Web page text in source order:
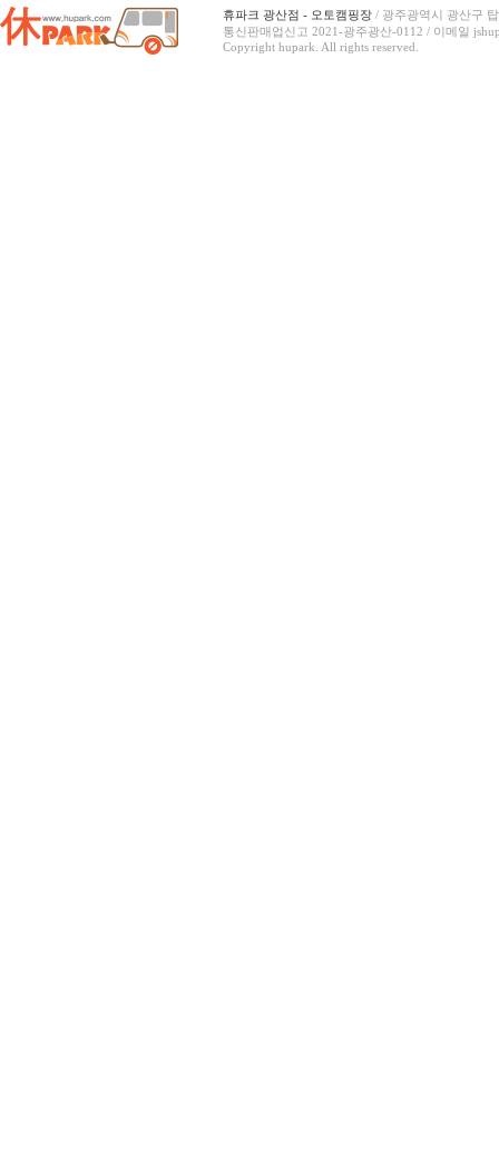
휴파크 광산점 - 오토캠핑장 / 광주광역시 광산구
통신판매업신고 2021-광주광산-0112 / 이메일
Copyright hupark. All rights reserved.